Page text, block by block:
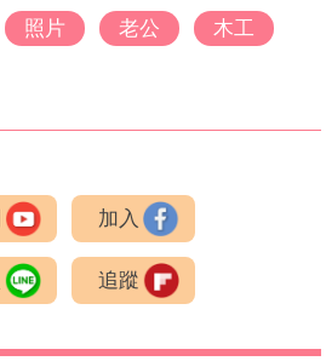
照片 老公 木工
加入
追蹤